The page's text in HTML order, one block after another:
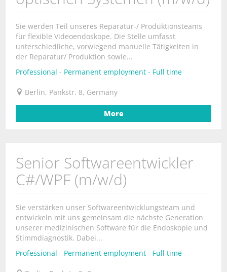
Sie werden Teil unseres Reparatur-/ Produktionsteams
für flexible Videoendoskope. Die Stelle umfasst
unterschiedliche, vorwiegend manuelle Tätigkeiten in
der Reparatur/ Produktion sowie...
Professional - Permanent employment - Full time
Berlin, Pankstr. 8, Germany
More
Senior Softwareentwickler
C#/WPF (m/w/d)
Sie verstärken unser Softwareentwicklungsteam und
entwickeln mit uns gemeinsam die nächste Generation
unserer medizinischen Software für die Endoskopie und
Stimmdiagnostik. Dabei...
Professional - Permanent employment - Full time